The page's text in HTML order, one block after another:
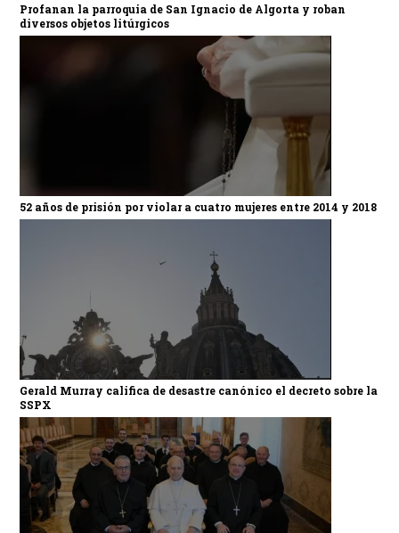
Profanan la parroquia de San Ignacio de Algorta y roban
diversos objetos litúrgicos
52 años de prisión por violar a cuatro mujeres entre 2014 y 2018
Gerald Murray califica de desastre canónico el decreto sobre la
SSPX